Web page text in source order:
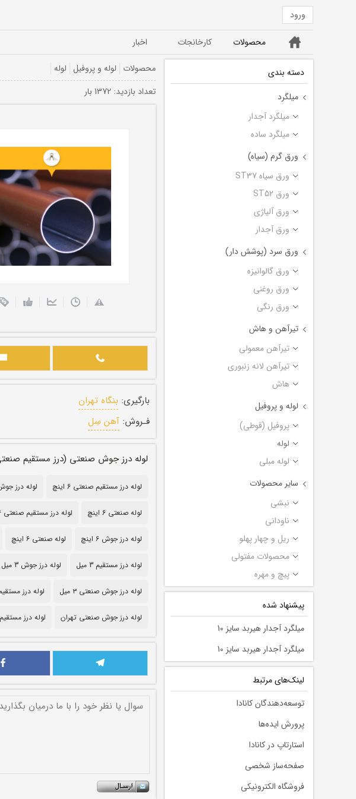
ورود
خانه محصولات کارخانجات اخبار
دسته بندی
میلگرد
میلگرد آجدار
میلگرد ساده
ورق گرم (سیاه)
ورق سیاه ST37
ورق ST52
ورق آلیاژی
ورق آجدار
ورق سرد (پوشش دار)
ورق گالوانیزه
ورق روغنی
ورق رنگی
تیرآهن و هاش
تیرآهن معمولی
تیرآهن لانه زنبوری
هاش
لوله و پروفیل
پروفیل (قوطی)
لوله
لوله مبلی
سایر محصولات
نبشی
ناودانی
ریل و چهار پهلو
محصولات مفتولی
پیچ و مهره
پیشنهاد شده
میلگرد آجدار هیربد سایز 10
میلگرد آجدار هیربد سایز 10
لينك‌های مرتبط
توسعه‌دهندگان کانادا
پرورش ایده‌ها
استارتاپ در کانادا
صفحه‌ساز شخصی
فروشگاه الکترونیکی
محصولات لوله و پروفیل لوله
تعداد بازديد: 1372 بار
بارگیری: بنگاه تهران
فـروش: آهن سِل
لوله درز جوش صنعتی (درز مستقیم صنعتی) سایز ۶ اینچ ضخامت ۳
لوله درز مستقیم صنعتی 6 اینچ لوله درز جوش
لوله صنعتی 6 اینچ لوله درز مستقیم صنعتی ۶ اینچ
لوله درز جوش ۶ اینچ لوله صنعتی ۶ اینچ
لوله درز مستقیم 3 میل لوله درز جوش 3 میل
لوله درز جوش صنعتی ۳ میل لوله درز مستقیم ۳
لوله درز جوش صنعتی تهران لوله درز